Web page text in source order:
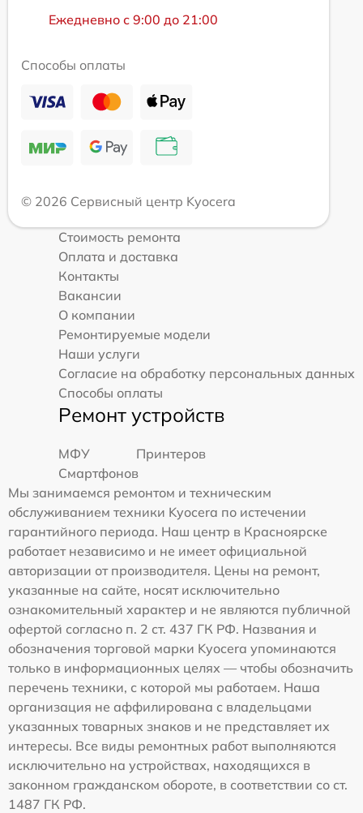
Ежедневно с 9:00 до 21:00
Способы оплаты
© 2026 Сервисный центр Kyocera
Стоимость ремонта
Оплата и доставка
Контакты
Вакансии
О компании
Ремонтируемые модели
Наши услуги
Согласие на обработку персональных данных
Способы оплаты
Ремонт устройств
МФУ
Принтеров
Смартфонов
Мы занимаемся ремонтом и техническим
обслуживанием техники Kyocera по истечении
гарантийного периода. Наш центр в Красноярске
работает независимо и не имеет официальной
авторизации от производителя. Цены на ремонт,
указанные на сайте, носят исключительно
ознакомительный характер и не являются публичной
офертой согласно п. 2 ст. 437 ГК РФ. Названия и
обозначения торговой марки Kyocera упоминаются
только в информационных целях — чтобы обозначить
перечень техники, с которой мы работаем. Наша
организация не аффилирована с владельцами
указанных товарных знаков и не представляет их
интересы. Все виды ремонтных работ выполняются
исключительно на устройствах, находящихся в
законном гражданском обороте, в соответствии со ст.
1487 ГК РФ.